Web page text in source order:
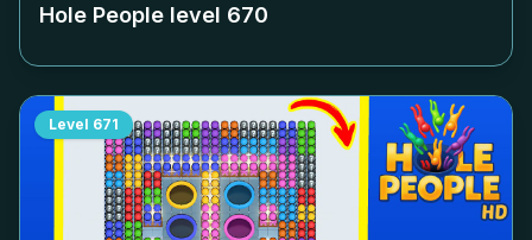
Hole People level 670
Level 671